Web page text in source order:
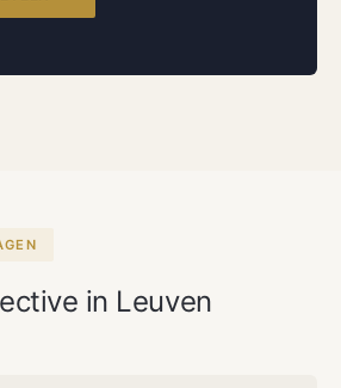
in Leuven